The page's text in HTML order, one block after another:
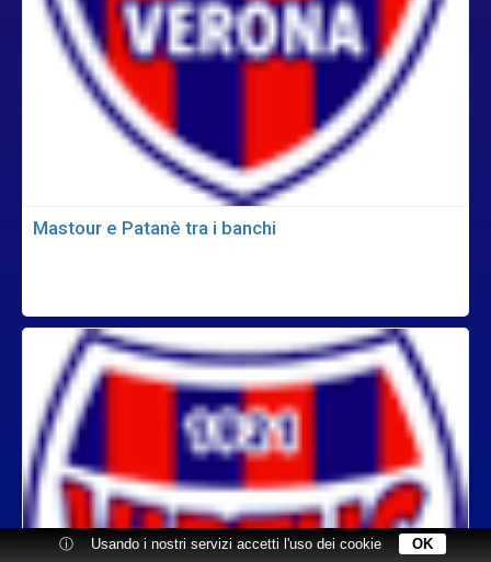
Mastour e Patanè tra i banchi
ⓘ Usando i nostri servizi accetti l'uso dei cookie OK